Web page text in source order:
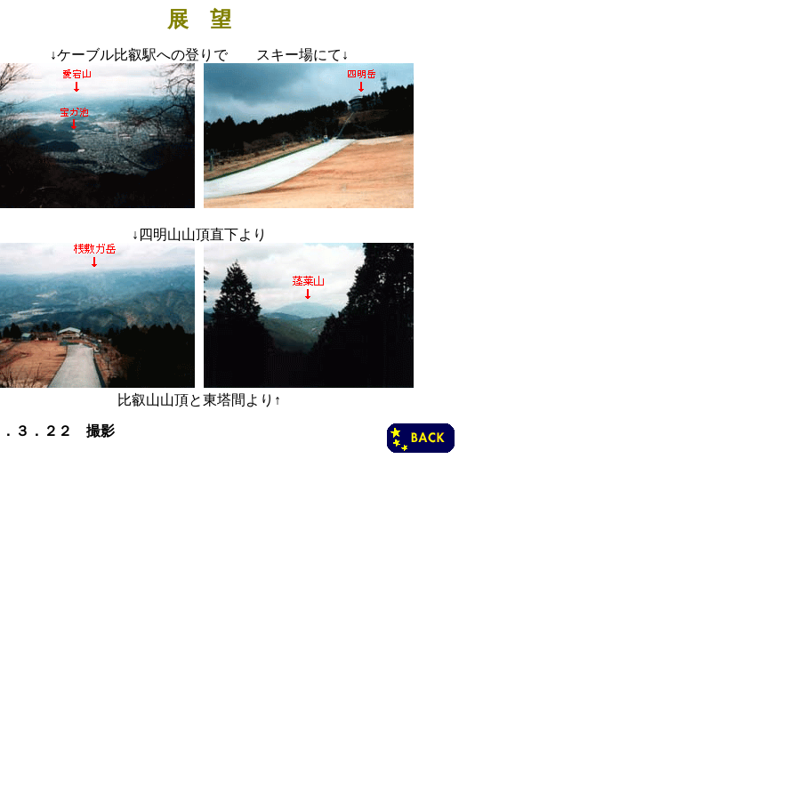
展 望
↓ケーブル比叡駅への登りで スキー場にて ↓
↓ 四明山山頂直下より
比叡山山頂と東塔間より ↑
．３．２２ 撮影